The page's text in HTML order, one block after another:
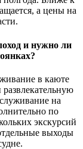
а цены на
и нужно ли
в каюте
на
по
экскурсий
выходы